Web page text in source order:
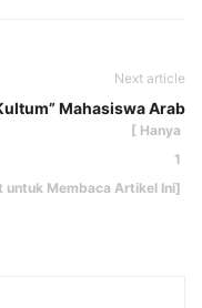
Next article
Mahasiswa Arab